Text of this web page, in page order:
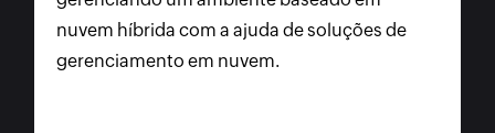
nuvem híbrida com a ajuda de soluções de
gerenciamento em nuvem.